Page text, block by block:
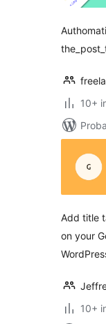
10+
Add title
on your
10+